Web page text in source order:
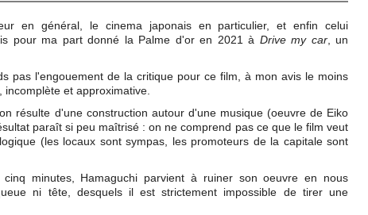
en général, le cinema japonais en particulier, et enfin celui
pour ma part donné la Palme d'or en 2021 à Drive my car, un
pas l'engouement de la critique pour ce film, à mon avis le moins
et approximative.
résulte d'une construction autour d'une musique (oeuvre de Eiko
paraît si peu maîtrisé : on ne comprend pas ce que le film veut
(les locaux sont sympas, les promoteurs de la capitale sont
minutes, Hamaguchi parvient à ruiner son oeuvre en nous
ni tête, desquels il est strictement impossible de tirer une